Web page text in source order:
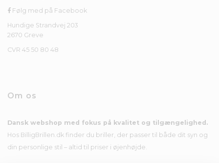
Følg med på Facebook
Hundige Strandvej 203
2670 Greve
CVR 45 50 80 48
Om os
Dansk webshop med fokus på kvalitet og tilgængelighed.
Hos BilligBrillen.dk finder du briller, der passer til både dit syn og
din personlige stil – altid til priser i øjenhøjde.